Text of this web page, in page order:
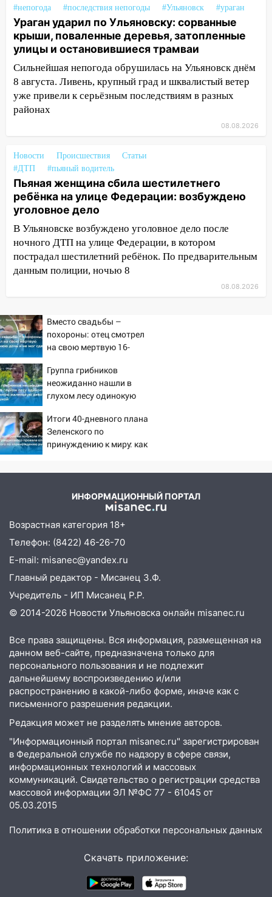
13:49
Стихия продолжает крушить
Ульяновск: дерево рухнуло на дом на
Орджоникидзе
13:47 На Нижней Террасе мощным
ветром вырвало дерево с корнем
13:46 Сильный ветер сорвал крышу с
СТО на проспекте Созидателей
Непогода продолжает бить по
сошёл с рельсов
13:22
Упавшие деревья перекрыли
дороги в Ульяновске: фото
13:17 Непогода в Ульяновске не
закончится сегодня: сильные ливни
сохранятся 9 августа
13:15 Трижды «брал в долг» без спроса:
житель Вешкаймского района похитил у
13:14
проспекте Филатова в Ульяновске
13:12
Дерево пробило крышу дома на
Новгородской в Ульяновске и рухнуло
на электрощит
13:10
В Заволжском районе дерево
упало во дворе
13:08
Ураган ударил по Ульяновску:
сорванные крыши, поваленные деревья,
трамваи
Ульяновск накрыл крупный град:
после ливня город снова уходит под
воду
12:12 Прокуратура взяла на контроль
ДТП с шестилетним ребёнком на улице
Федерации
12:01 Пьяная женщина сбила
шестилетнего ребёнка на улице
Федерации: возбуждено уголовное дело
11:16 В Ульяновске ищут 37-летнего
мужчину, пропавшего ещё 19 июля
10:30 От мотофристайла до прогулки с
хаски: куда сходить в Ульяновской
области 8–9 августа
10:11
Директора ульяновской
«Нефтяной топливной компании» будут
судить за неуплату 48,4 млн рублей
налогов
09:28
Дети на дорогах: пострадали
велосипедисты, мотоциклисты и
Ульяновской области
Поджог со свечой, 16 сгоревших
домов и выстрел за водку
Какая погоды будет днем 8
#непогода
#последствия непогоды #Ульяновск #ураган
Ураган ударил по Ульяновску: сорванные
крыши, поваленные деревья, затопленные
улицы и остановившиеся трамваи
Сильнейшая непогода обрушилась на Ульяновск днём
8 августа. Ливень, крупный град и шквалистый ветер
уже привели к серьёзным последствиям в разных
районах
08.08.2026
Новости Происшествия
Статьи
#ДТП
#пьяный водитель
Пьяная женщина сбила шестилетнего
ребёнка на улице Федерации: возбуждено
уголовное дело
В Ульяновске возбуждено уголовное дело после
ночного ДТП на улице Федерации, в котором
пострадал шестилетний ребёнок. По предварительным
данным полиции, ночью 8
08.08.2026
Вместо свадьбы –
похороны: отец смотрел
на свою мертвую 16-
сдержать слезы
Группа грибников
неожиданно нашли в
глухом лесу одинокую
девочку с игрушкой
Итоги 40-дневного плана
Зеленского по
принуждению к миру: как
ИНФОРМАЦИОННЫЙ ПОРТАЛ
Возрастная категория 18+
Телефон: (8422) 46-26-70
E-mail: misanec@yandex.ru
Главный редактор - Мисанец З.Ф.
Учредитель - ИП Мисанец Р.Р.
© 2014-2026 Новости Ульяновска онлайн misanec.ru
Все права защищены. Вся информация, размещенная на
данном веб-сайте, предназначена только для
персонального пользования и не подлежит
дальнейшему воспроизведению и/или
распространению в какой-либо форме, иначе как с
письменного разрешения редакции.
Редакция может не разделять мнение авторов.
"Информационный портал misanec.ru" зарегистрирован
в Федеральной службе по надзору в сфере связи,
информационных технологий и массовых
коммуникаций. Свидетельство о регистрации средства
массовой информации ЭЛ №ФС 77 - 61045 от
05.03.2015
Политика в отношении обработки персональных данных
Скачать приложение: